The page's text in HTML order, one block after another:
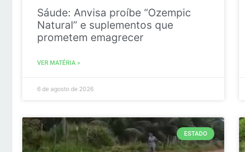
Sáude: Anvisa proíbe “Ozempic
Natural” e suplementos que
prometem emagrecer
VER MATÉRIA »
6 de agosto de 2026
ESTADO